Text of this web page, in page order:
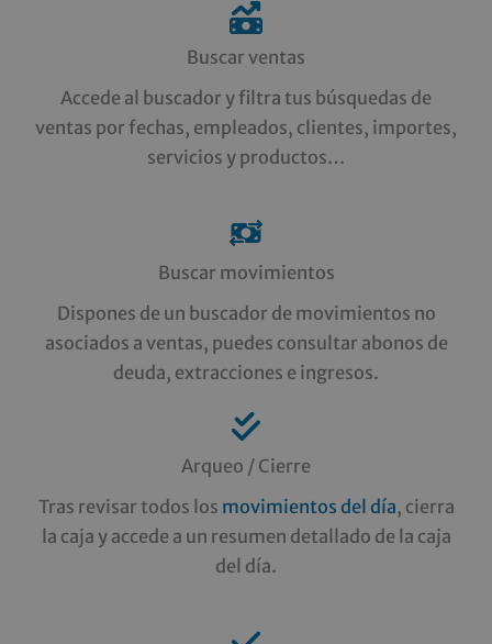
Buscar ventas
Accede al buscador y filtra tus búsquedas de
ventas por fechas, empleados, clientes, importes,
servicios y productos…
Buscar movimientos
Dispones de un buscador de movimientos no
asociados a ventas, puedes consultar abonos de
deuda, extracciones e ingresos.
Arqueo / Cierre
Tras revisar todos los movimientos del día, cierra
la caja y accede a un resumen detallado de la caja
del día.